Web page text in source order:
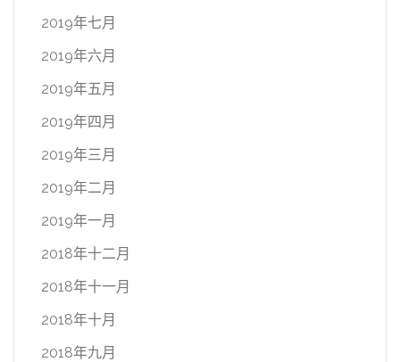
2019年七月
2019年六月
2019年五月
2019年四月
2019年三月
2019年二月
2019年一月
2018年十二月
2018年十一月
2018年十月
2018年九月